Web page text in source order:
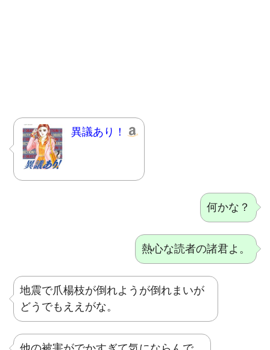
異議あり！
何かな？
熱心な読者の諸君よ。
地震で爪楊枝が倒れようが倒れまいが
どうでもええがな。
他の被害がでかすぎて気にならんで。